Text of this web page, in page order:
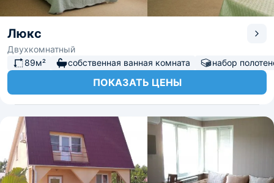
Люкс
Двухкомнатный
89м²
собственная ванная комната набор
ПОКАЗАТЬ ЦЕНЫ